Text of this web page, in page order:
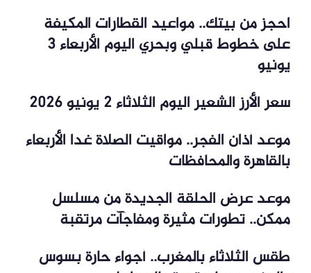
احجز من بيتك.. مواعيد القطارات المكيفة
على خطوط قبلي وبحري اليوم الأربعاء 3
يونيو
سعر الأرز الشعير اليوم الثلاثاء 2 يونيو 2026
موعد أذان الفجر.. مواقيت الصلاة غدا الأربعاء
بالقاهرة والمحافظات
موعد عرض الحلقة الجديدة من مسلسل
ممكن.. تطورات مثيرة ومفاجآت مرتقبة
طقس الثلاثاء بالمغرب.. أجواء حارة بسوس